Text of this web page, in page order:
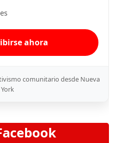
ahora
comunitario desde Nueva
York